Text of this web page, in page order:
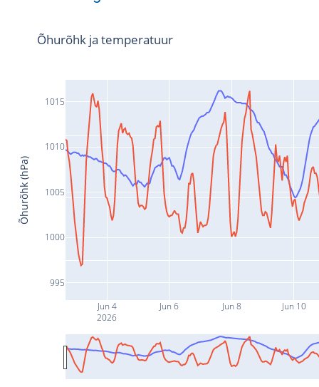
Jun 4
2026
Jun 6 Jun 8 Jun 10
995
1000
1005
1010
1015
Õhurõhk ja temperatuur
Õhurõhk (hPa)